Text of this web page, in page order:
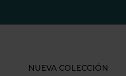
NUEVA COLECCIÓN